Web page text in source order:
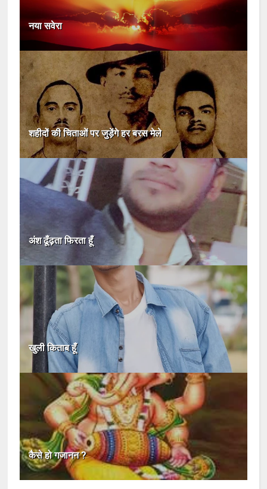
नया सवेरा
शहीदों की चिताओं पर जुड़ेंगे हर बरस मेले
अंश ढूँढ़ता फिरता हूँ
खुली किताब हूँ
कैसे हो गजानन ?